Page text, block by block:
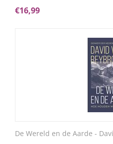
€16,99
De Wereld en de Aarde -